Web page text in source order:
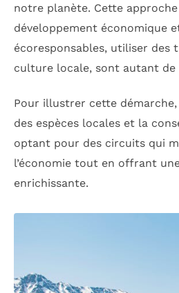
notre planète. Cette
développement économique
écoresponsables, utiliser des
culture locale, sont autant
Pour illustrer cette
des espèces locales et la
optant pour des circuits qui
l’économie tout en offrant
enrichissante.